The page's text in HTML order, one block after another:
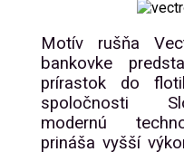
Motív rušňa
bankovke
prírastok do
spoločnosti
modernú
prináša vyšší